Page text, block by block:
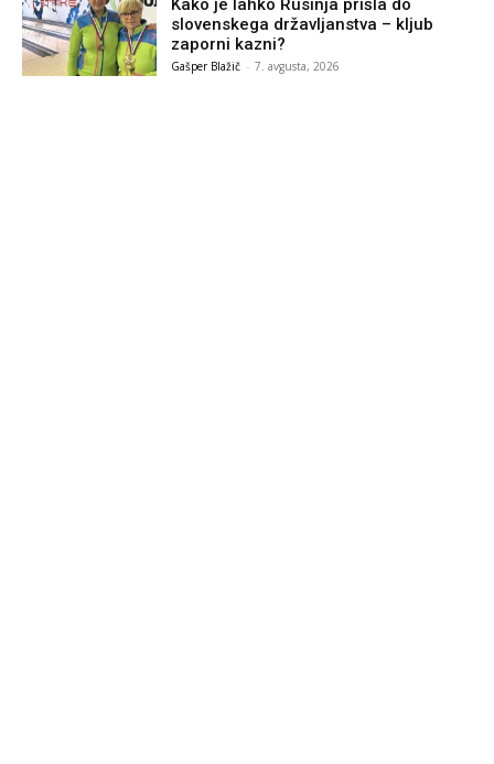
Kako je lahko Rusinja prišla do
slovenskega državljanstva – kljub
zaporni kazni?
Gašper Blažič - 7. avgusta, 2026